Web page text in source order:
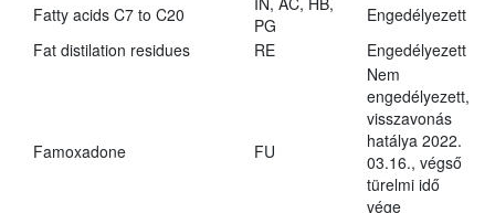
Fatty acids C7 to C20
PG
Engedélyezett
Fat distilation residues
RE Engedélyezett
Famoxadone FU
Nem
engedélyezett,
visszavonás
hatálya 2022.
03.16., végső
türelmi idő
vége